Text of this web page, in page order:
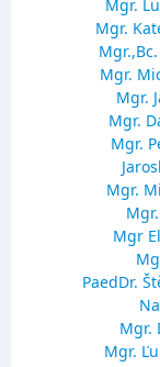
Mgr.
Mgr.
Mgr.
Mgr.
Mgr.
Mgr.
Mgr.
Mgr
PaedDr.
Mgr.
Mgr.